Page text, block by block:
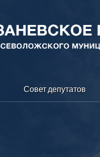
Совет депутатов